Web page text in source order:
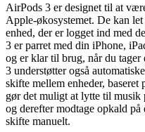
AirPods 3 er designet til at
Apple-økosystemet. De kan
enhed, der er logget ind med
3 er parret med din iPhone,
og er klar til brug, når du
3 understøtter også
skifte mellem enheder,
gør det muligt at lytte til
og derefter modtage opkald
skifte manuelt.